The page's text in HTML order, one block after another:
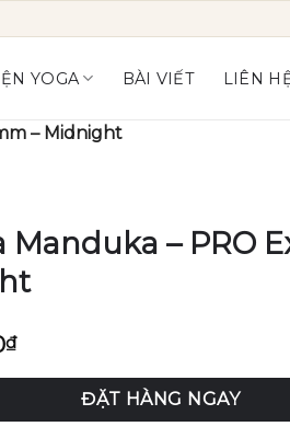
YOGA BÀI VIẾT LIÊN
– Midnight
– PRO
₫Giá
Extra Long 6mm - Midnight số
ĐẶT HÀNG NGAY